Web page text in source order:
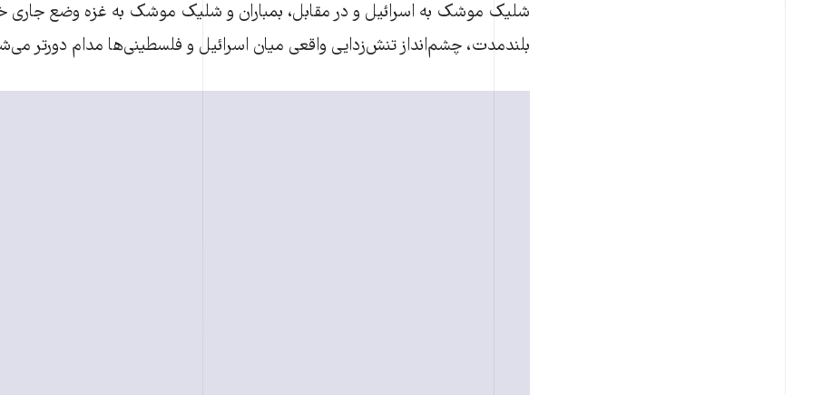
شلیک موشک به اسرائیل و در مقابل، بمباران و شلیک موشک به غزه وضع جاری
بلندمدت، چشم‌انداز تنش‌زدایی واقعی میان اسرائیل و فلسطینی‌ها مدام دورتر